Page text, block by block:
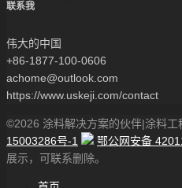
联系我
伟大的中国
+86-1877-100-0606
achome@outlook.com
https://www.uskeji.com/contact
©2026 涂料解决方案的伙伴|涂料工
15003286号-1
鄂公网安备
展示，可联系删除。